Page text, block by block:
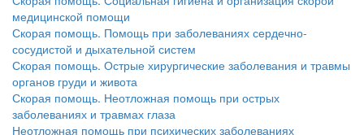
медицинской помощи
Скорая помощь. Помощь при заболеваниях сердечно-
сосудистой и дыхательной систем
Скорая помощь. Острые хирургические заболевания и травмы
органов груди и живота
Скорая помощь. Неотложная помощь при острых
заболеваниях и травмах глаза
Неотложная помощь при психических заболеваниях